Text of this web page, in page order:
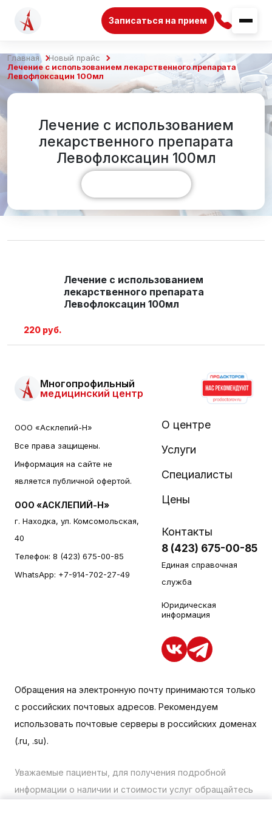
Записаться на прием
Главная
Новый прайс
Лечение с использованием лекарственного препарата
Левофлоксацин 100мл
Лечение с использованием
лекарственного препарата
Левофлоксацин 100мл
Лечение с использованием
лекарственного препарата
Левофлоксацин 100мл
220 руб.
Многопрофильный
медицинский центр
ООО «Асклепий-Н»
Все права защищены.
Информация на сайте не
является публичной офертой.
ООО «АСКЛЕПИЙ-Н»
г. Находка, ул. Комсомольская,
40
Телефон: 8 (423) 675-00-85
WhatsApp: +7-914-702-27-49
О центре
Услуги
Специалисты
Цены
Контакты
8 (423) 675-00-85
Единая справочная
служба
Юридическая
информация
Обращения на электронную почту принимаются только
с российских почтовых адресов. Рекомендуем
использовать почтовые серверы в российских доменах
(.ru, .su).
Уважаемые пациенты, для получения подробной
информации о наличии и стоимости услуг обращайтесь